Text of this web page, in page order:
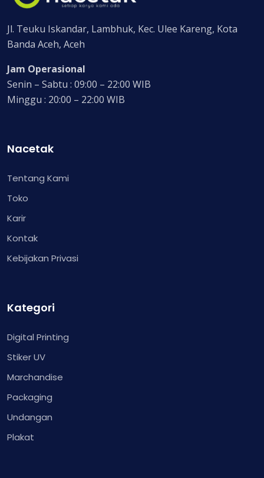
Jl. Teuku Iskandar, Lambhuk, Kec. Ulee Kareng, Kota
Banda Aceh, Aceh
Jam Operasional
Senin – Sabtu : 09:00 – 22:00 WIB
Minggu : 20:00 – 22:00 WIB
Nacetak
Tentang Kami
Toko
Karir
Kontak
Kebijakan Privasi
Kategori
Digital Printing
Stiker UV
Marchandise
Packaging
Undangan
Plakat